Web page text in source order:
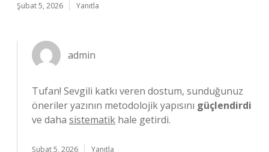
Şubat 5, 2026 Yanıtla
admin
Tufan! Sevgili katkı veren dostum, sunduğunuz
öneriler yazının metodolojik yapısını güçlendirdi
ve daha sistematik hale getirdi.
Şubat 5, 2026 Yanıtla